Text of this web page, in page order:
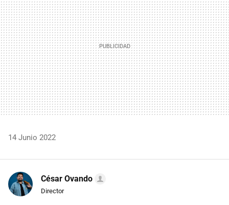
14 Junio 2022
César Ovando
Director